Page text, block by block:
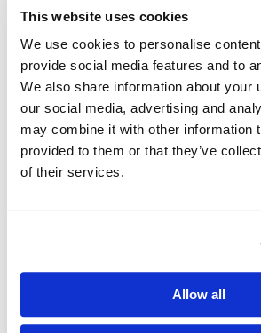
This website uses cookies
We use cookies to personalise
provide social media features and to
We also share information about your
our social media, advertising and
may combine it with other information
provided to them or that they’ve
of their services.
Allow all
Zemits SalicPure X
Suero limpiador hidratante
IVA inc
59 €
Suero
para la
IVA inc
41,8 € 44 €
Zemits HydroClear X Zemits